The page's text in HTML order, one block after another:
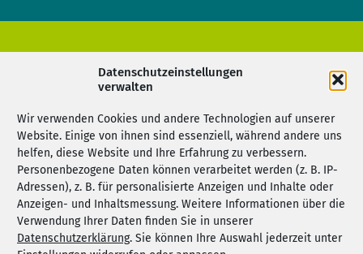
Datenschutzeinstellungen
verwalten
Wir verwenden Cookies und andere Technologien auf unserer
Website. Einige von ihnen sind essenziell, während andere uns
helfen, diese Website und Ihre Erfahrung zu verbessern.
Personenbezogene Daten können verarbeitet werden (z. B. IP-
Adressen), z. B. für personalisierte Anzeigen und Inhalte oder
Anzeigen- und Inhaltsmessung. Weitere Informationen über die
Verwendung Ihrer Daten finden Sie in unserer
Datenschutzerklärung. Sie können Ihre Auswahl jederzeit unter
Abfallwirtschaftsverband
Kreis Groß-Gerau
Marie-Curie-Straße 6
64579 Gernsheim
06258 9999 080